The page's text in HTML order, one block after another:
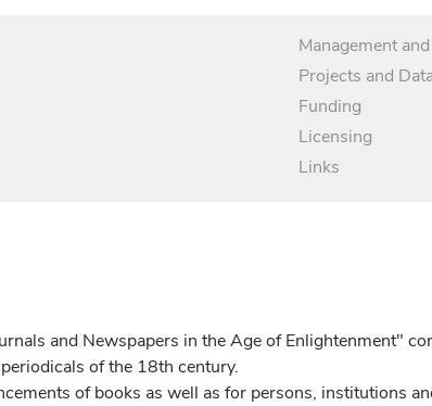
Management
Projects and
Funding
Licensing
Links
and Newspapers in the Age of Enlightenment"
of the 18th century.
of books as well as for persons, institutions